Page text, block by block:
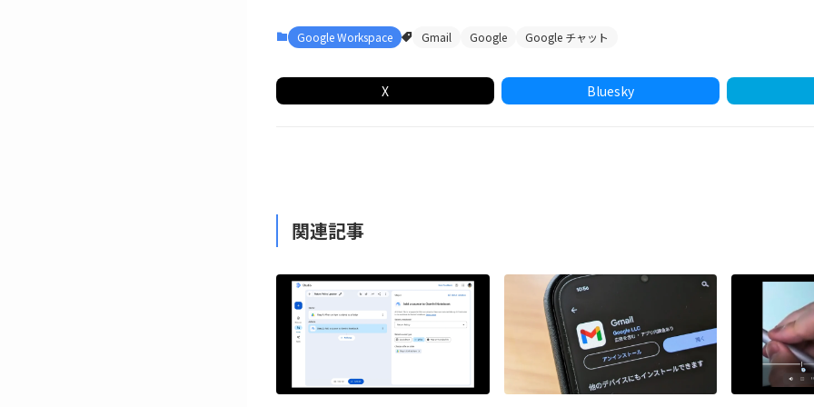
Google Workspace Gmail Google Google チャット
X Bluesky
関連記事